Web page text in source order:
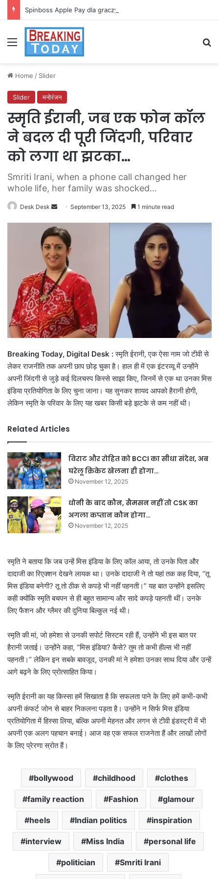
Spinboss Apple Pay dla graczy na iPhone
Menu
Home / Slider
Slider मनोरंजन
स्मृति ईरानी, जब एक फोन कॉल
ने बदल दी पूरी जिंदगी, परिवार
को लगा था झटका…
Smriti Irani, when a phone call changed her
whole life, her family was shocked...
Desk Desk
Send
email
September 13, 2025 1 minute read
Breaking Today, Digital Desk :स्मृति ईरानी, एक ऐसा नाम जो टीवी से
लेकर राजनीति तक अपनी छाप छोड़ चुका है। हाल ही में एक इंटरव्यू में उन्होंने
अपनी जिंदगी से जुड़े कई दिलचस्प किस्से साझा किए, जिनमें से एक था उनका मिस
इंडिया प्रतियोगिता के लिए चुना जाना। यह सुनकर शायद आपको हैरानी होगी,
लेकिन स्मृति के परिवार के लिए यह खबर किसी बड़े झटके से कम नहीं थी।
Related Articles
विराट और रोहित को BCCI का सीधा संदेश, अब
घरेलू क्रिकेट खेलना ही होगा…
November 12, 2025
धोनी के बाद कौन, सैमसन नहीं तो CSK का
अगला कप्तान कौन होगा…
November 12, 2025
स्मृति ने बताया कि जब उन्हें मिस इंडिया के लिए कॉल आया, तो उनके पिता और
दादाजी का रिएक्शन देखने लायक था। उनके दादाजी ने तो यहां तक कह दिया, “तू
मिस इंडिया बनेगी? तू तो ठीक से कपड़े भी नहीं पहनती।” यह बात उन्होंने इसलिए
कही क्योंकि स्मृति बचपन से ही बहुत सामान्य और सादे कपड़े पहनती थीं। उनके
लिए फैशन और ग्लैमर की दुनिया बिल्कुल नई थी।
स्मृति की मां, जो हमेशा से उनकी सपोर्ट सिस्टम रही हैं, उन्होंने भी इस बात पर
हैरानी जताई। उन्होंने कहा, “मिस इंडिया? कैसे? तुम तो कभी हील्स भी नहीं
पहनती।” लेकिन इन सबके बावजूद, उनकी मां ने हमेशा उनका साथ दिया और उन्हें
आगे बढ़ने के लिए प्रोत्साहित किया।
स्मृति ईरानी का यह किस्सा हमें सिखाता है कि सफलता पाने के लिए हमें कभी-कभी
अपनी कंफर्ट जोन से बाहर निकलना पड़ता है। उन्होंने न सिर्फ मिस इंडिया
प्रतियोगिता में हिस्सा लिया, बल्कि अपनी मेहनत और लगन से टीवी इंडस्ट्री में भी
अपनी एक अलग पहचान बनाई। आज वह एक सफल राजनेता हैं और लाखों लोगों
के लिए प्रेरणा स्रोत हैं।
bollywood childhood clothes
family reaction Fashion glamour
heels Indian politics inspiration
interview Miss India personal life
politician Smriti Irani